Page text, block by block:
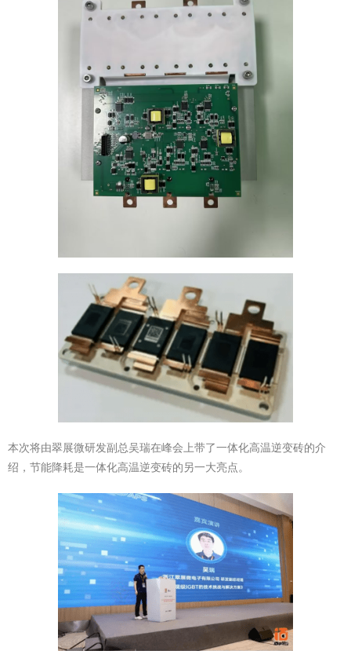
本次将由翠展微研发副总吴瑞在峰会上带了一体化高温逆变砖的介
绍，节能降耗是一体化高温逆变砖的另一大亮点。